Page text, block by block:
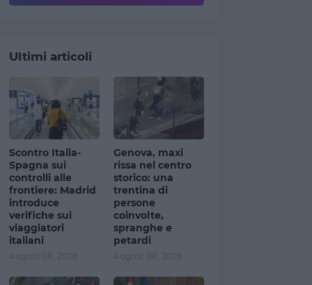
Ultimi articoli
Scontro Italia-
Spagna sui
controlli alle
frontiere: Madrid
introduce
verifiche sui
viaggiatori
italiani
August 08, 2026
Genova, maxi
rissa nel centro
storico: una
trentina di
persone
coinvolte,
spranghe e
petardi
August 08, 2026